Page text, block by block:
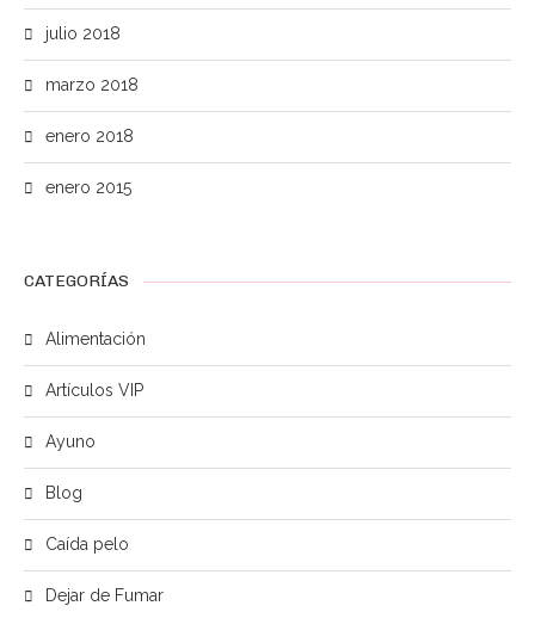
julio 2018
marzo 2018
enero 2018
enero 2015
CATEGORÍAS
Alimentación
Artículos VIP
Ayuno
Blog
Caída pelo
Dejar de Fumar